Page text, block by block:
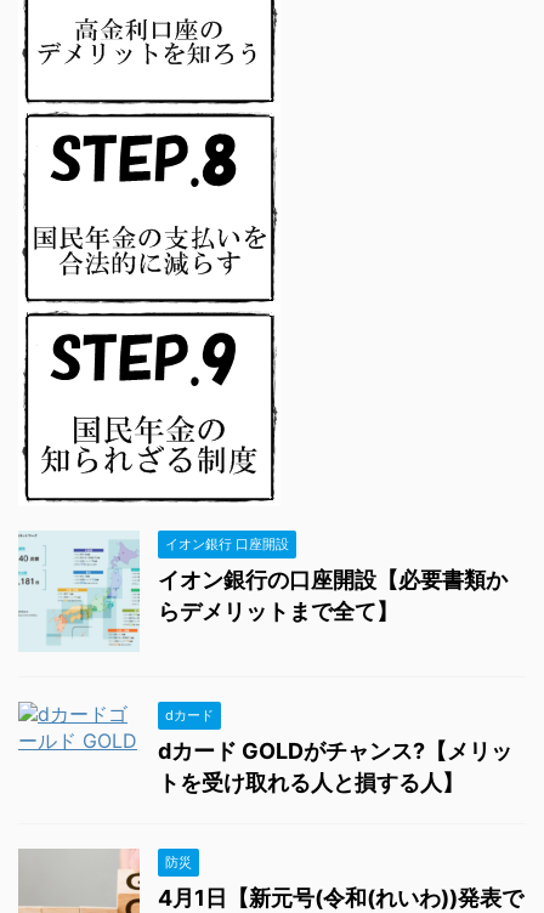
イオン銀行 口座開設
イオン銀行の口座開設【必要書類か
らデメリットまで全て】
dカード
dカード GOLDがチャンス?【メリッ
トを受け取れる人と損する人】
防災
4月1日【新元号(令和(れいわ))発表で